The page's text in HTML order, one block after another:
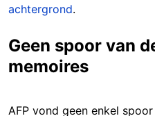
achtergrond.
Geen spoor van
memoires
AFP vond geen enkel